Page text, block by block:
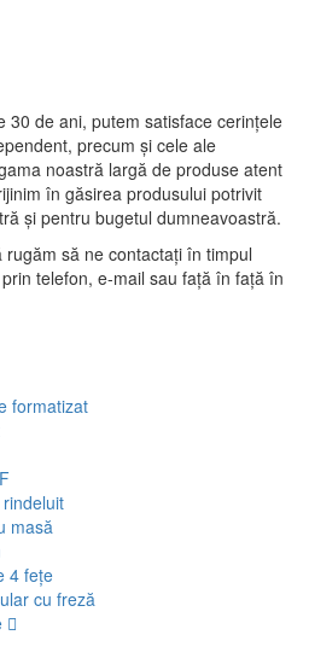
30 de ani, putem satisface cerințele
precum și cele ale
noastră largă de produse atent
în găsirea produsului potrivit
și pentru bugetul dumneavoastră.
să ne contactați în timpul
telefon, e-mail sau față în față în
formatizat
masă
4 fețe
cu freză